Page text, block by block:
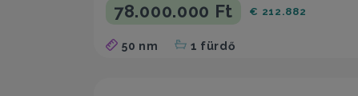
78.000.000 Ft € 212.882
50 nm 1 fürdő